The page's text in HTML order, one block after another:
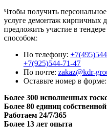
Чтобы получить
услуге демонтаж кирпичных
предложить участие в
способом:
По телефону:
+7(925)544-71-47
По почте: zakaz@kdr-
Оставьте номер в форме:
Более 300 исполненных
Более 80 единиц
Работаем 24/7/365
Более 13 лет опыта